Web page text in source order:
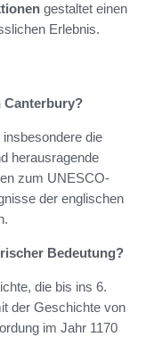
gestaltet einen
Erlebnis.
Canterbury?
die
herausragende
zum UNESCO-
der englischen
Bedeutung?
die bis ins 6.
der Geschichte von
im Jahr 1170